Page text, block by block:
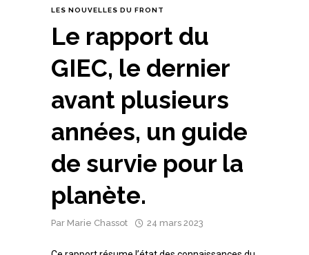
LES NOUVELLES DU FRONT
Le rapport du
GIEC, le dernier
avant plusieurs
années, un guide
de survie pour la
planète.
Par Marie Chassot 24 mars 2023